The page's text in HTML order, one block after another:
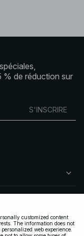
% de réduction sur
S'INSCRIRE